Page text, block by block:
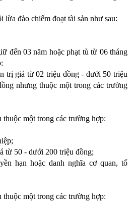
lừa đảo chiếm đoạt tài sản như sau:
đến 03 năm hoặc phạt tù từ 06 tháng
trị giá từ 02 triệu đồng - dưới 50 triệu
nhưng thuộc một trong các trường
thuộc một trong các trường hợp:
từ 50 - dưới 200 triệu đồng;
hạn hoặc danh nghĩa cơ quan, tổ
thuộc một trong các trường hợp: